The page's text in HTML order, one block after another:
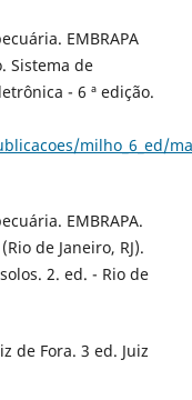
EMBRAPA
Sistema de
- 6 ª edição.
milho_6_ed/
EMBRAPA.
de Janeiro, RJ).
2. ed. - Rio de
de Fora. 3 ed. Juiz